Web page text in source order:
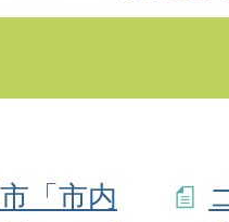
「市内